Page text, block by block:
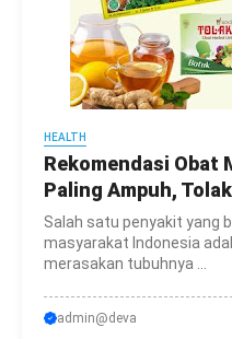
HEALTH
Rekomendasi Obat
Paling Ampuh,
Salah satu penyakit yang
masyarakat Indonesia
merasakan tubuhnya ...
admin@deva